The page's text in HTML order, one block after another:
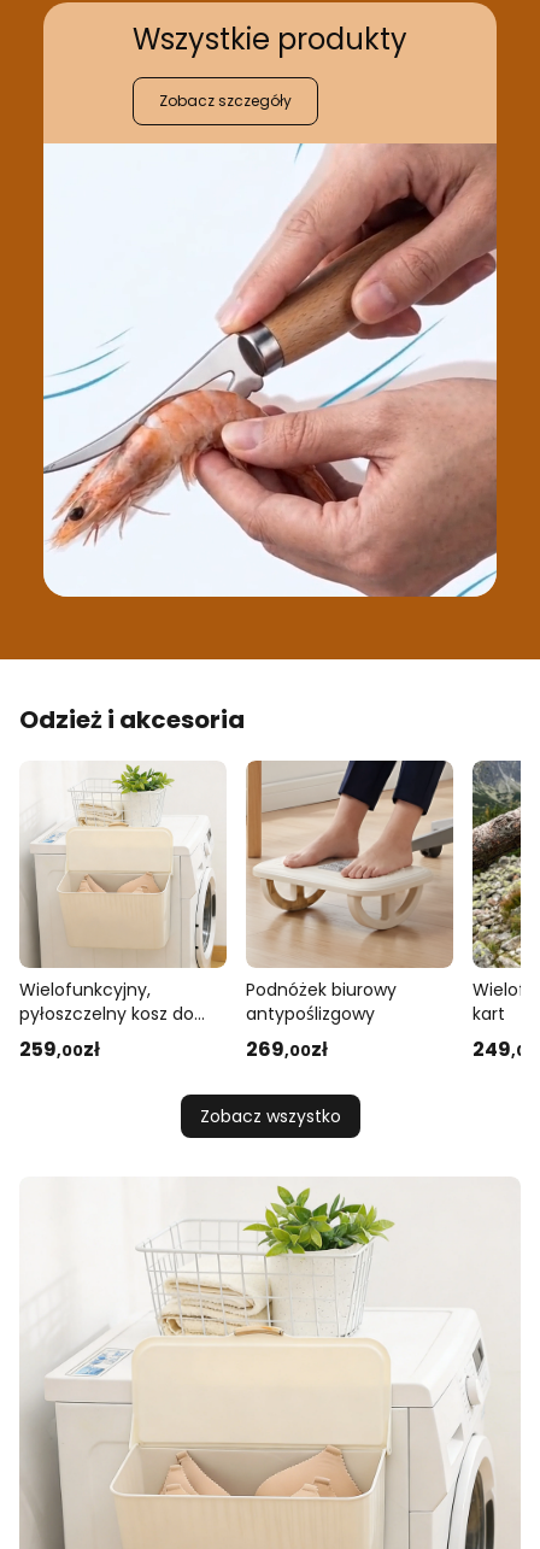
Wszystkie produkty
Zobacz szczegóły
Odzież i akcesoria
Wielofunkcyjny,
pyłoszczelny kosz do
przechowywania
bielizny
259,00zł
Podnóżek biurowy
antypoślizgowy
269,00zł
kart
249,00
Zobacz wszystko